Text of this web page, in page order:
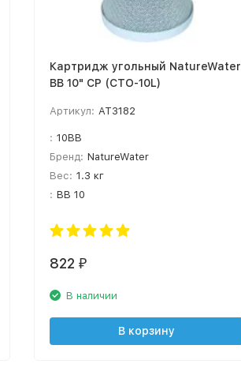
Картридж угольный NatureWater
BB 10" CP (CTO-10L)
Артикул: AT3182
: 10BB
Бренд: NatureWater
Вес: 1.3 кг
: BB 10
822 ₽
В наличии
В корзину